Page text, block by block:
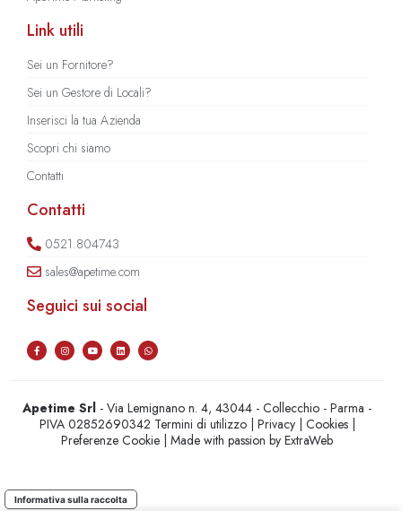
Link utili
Sei un Fornitore?
Sei un Gestore di Locali?
Inserisci la tua Azienda
Scopri chi siamo
Contatti
Contatti
0521.804743
sales@apetime.com
Seguici sui social
Apetime Srl - Via Lemignano n. 4, 43044 - Collecchio - Parma -
PIVA 02852690342 Termini di utilizzo| Privacy| Cookies|
Preferenze Cookie | Made with passion byExtraWeb
Informativa sulla raccolta